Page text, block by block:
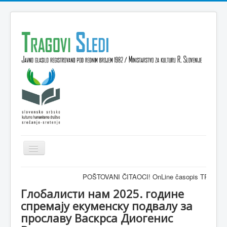
Isključi
navigaciju
VESTI
KULTURA
INTERVJU
POŠTOVANI ČITAOCI! OnLine časopis TRAGOVI-
Глобалисти нам 2025. године
спремају екуменску подвалу за
прославу Васкрса Диогенис